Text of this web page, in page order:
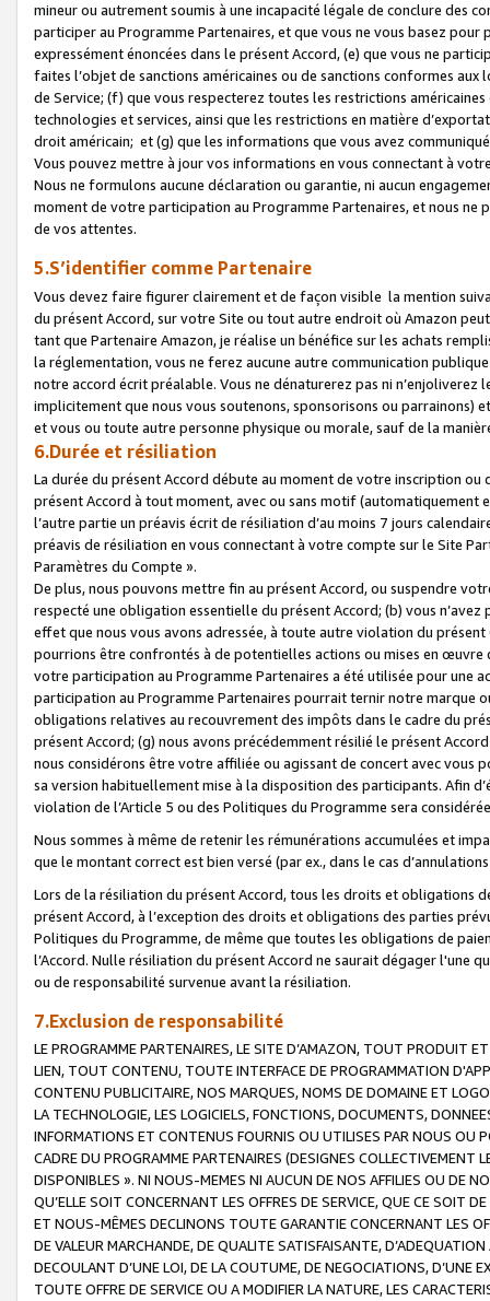
mineur ou autrement soumis à une incapacité légale de conclure des
participer au Programme Partenaires, et que vous ne vous basez
expressément énoncées dans le présent Accord, (e) que vous ne
faites l’objet de sanctions américaines ou de sanctions conformes
de Service; (f) que vous respecterez toutes les restrictions
technologies et services, ainsi que les restrictions en matière
droit américain; et (g) que les informations que vous avez
Vous pouvez mettre à jour vos informations en vous connectant à
Nous ne formulons aucune déclaration ou garantie, ni aucun
moment de votre participation au Programme Partenaires, et nous
de vos attentes.
5.S’identifier comme Partenaire
Vous devez faire figurer clairement et de façon visible la mention
du présent Accord, sur votre Site ou tout autre endroit où Amazon
tant que Partenaire Amazon, je réalise un bénéfice sur les achats
la réglementation, vous ne ferez aucune autre communication
notre accord écrit préalable. Vous ne dénaturerez pas ni
implicitement que nous vous soutenons, sponsorisons ou parrainons)
et vous ou toute autre personne physique ou morale, sauf de la
6.Durée et résiliation
La durée du présent Accord débute au moment de votre inscription
présent Accord à tout moment, avec ou sans motif (automatiquement
l’autre partie un préavis écrit de résiliation d’au moins 7 jours
préavis de résiliation en vous connectant à votre compte sur le Site
Paramètres du Compte ».
De plus, nous pouvons mettre fin au présent Accord, ou suspendre
respecté une obligation essentielle du présent Accord; (b) vous
effet que nous vous avons adressée, à toute autre violation du
pourrions être confrontés à de potentielles actions ou mises en
votre participation au Programme Partenaires a été utilisée pour une
participation au Programme Partenaires pourrait ternir notre marque
obligations relatives au recouvrement des impôts dans le cadre du
présent Accord; (g) nous avons précédemment résilié le présent
nous considérons être votre affiliée ou agissant de concert avec vous
sa version habituellement mise à la disposition des participants. Afin
violation de l’Article 5 ou des Politiques du Programme sera
Nous sommes à même de retenir les rémunérations accumulées et
que le montant correct est bien versé (par ex., dans le cas
Lors de la résiliation du présent Accord, tous les droits et obligations
présent Accord, à l’exception des droits et obligations des parties
Politiques du Programme, de même que toutes les obligations de
l’Accord. Nulle résiliation du présent Accord ne saurait dégager l'une
ou de responsabilité survenue avant la résiliation.
7.Exclusion de responsabilité
LE PROGRAMME PARTENAIRES, LE SITE D’AMAZON, TOUT PRODUIT
LIEN, TOUT CONTENU, TOUTE INTERFACE DE PROGRAMMATION
CONTENU PUBLICITAIRE, NOS MARQUES, NOMS DE DOMAINE ET
LA TECHNOLOGIE, LES LOGICIELS, FONCTIONS, DOCUMENTS,
INFORMATIONS ET CONTENUS FOURNIS OU UTILISES PAR NOUS OU
CADRE DU PROGRAMME PARTENAIRES (DESIGNES COLLECTIVEMENT
DISPONIBLES ». NI NOUS-MEMES NI AUCUN DE NOS AFFILIES OU DE
QU’ELLE SOIT CONCERNANT LES OFFRES DE SERVICE, QUE CE SOIT
ET NOUS-MÊMES DECLINONS TOUTE GARANTIE CONCERNANT LES
DE VALEUR MARCHANDE, DE QUALITE SATISFAISANTE,
DECOULANT D’UNE LOI, DE LA COUTUME, DE NEGOCIATIONS, D’UNE
TOUTE OFFRE DE SERVICE OU A MODIFIER LA NATURE, LES